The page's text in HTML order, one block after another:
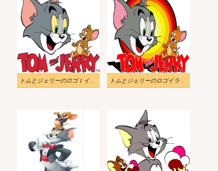
トムとジェリーのロゴ 1 イラスト トムとジェリーのロゴイラスト